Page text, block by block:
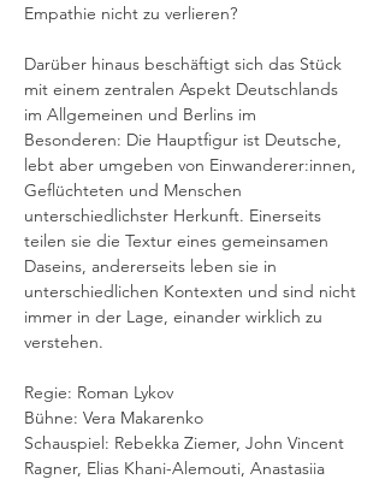
Empathie nicht zu verlieren?
Darüber hinaus beschäftigt sich das Stück
mit einem zentralen Aspekt Deutschlands
im Allgemeinen und Berlins im
Besonderen: Die Hauptfigur ist Deutsche,
lebt aber umgeben von Einwanderer:innen,
Geflüchteten und Menschen
unterschiedlichster Herkunft. Einerseits
teilen sie die Textur eines gemeinsamen
Daseins, andererseits leben sie in
unterschiedlichen Kontexten und sind nicht
immer in der Lage, einander wirklich zu
verstehen.
Regie: Roman Lykov
Bühne: Vera Makarenko
Schauspiel: Rebekka Ziemer, John Vincent
Ragner, Elias Khani-Alemouti, Anastasiia